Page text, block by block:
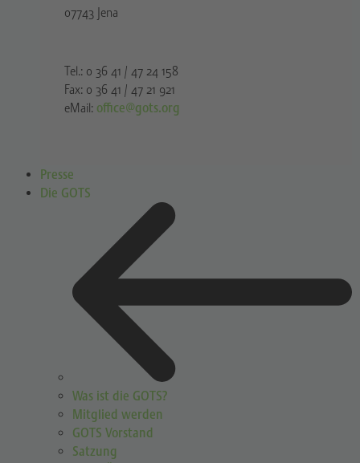
07743 Jena
Tel.: 0 36 41 / 47 24 158
Fax: 0 36 41 / 47 21 921
eMail: office@gots.org
Presse
Die GOTS
Was ist die GOTS?
Mitglied werden
GOTS Vorstand
Satzung